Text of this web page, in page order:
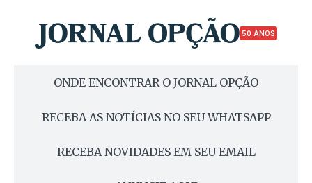
50 ANOS
ONDE ENCONTRAR O JORNAL OPÇÃO
RECEBA AS NOTÍCIAS NO SEU WHATSAPP
RECEBA NOVIDADES EM SEU EMAIL